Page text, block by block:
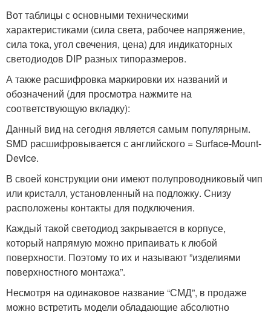
Вот таблицы с основными техническими
характеристиками (сила света, рабочее напряжение,
сила тока, угол свечения, цена) для индикаторных
светодиодов DIP разных типоразмеров.
А также расшифровка маркировки их названий и
обозначений (для просмотра нажмите на
соответствующую вкладку):
Данный вид на сегодня является самым популярным.
SMD расшифровывается с английского = Surface-Mount-
Device.
В своей конструкции они имеют полупроводниковый чип
или кристалл, установленный на подложку. Снизу
расположены контакты для подключения.
Каждый такой светодиод закрывается в корпусе,
который напрямую можно припаивать к любой
поверхности. Поэтому то их и называют ”изделиями
поверхностного монтажа”.
Несмотря на одинаковое название “СМД”, в продаже
можно встретить модели обладающие абсолютно